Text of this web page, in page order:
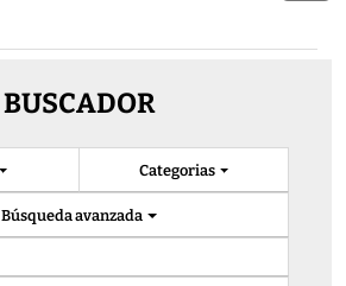
BUSCADOR
Categorias
Búsqueda avanzada